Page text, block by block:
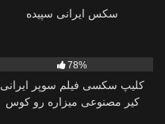
سکس ایرانی سپیده
78%
کلیپ سکسی فیلم سوپر ایرانی
کیر مصنوعی میزاره رو کوس